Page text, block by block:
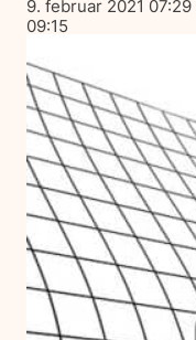
ut
på
9. februar 2021 07:29
09:15